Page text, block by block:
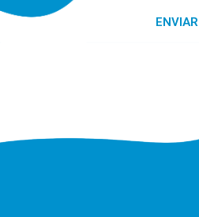
ENVIAR